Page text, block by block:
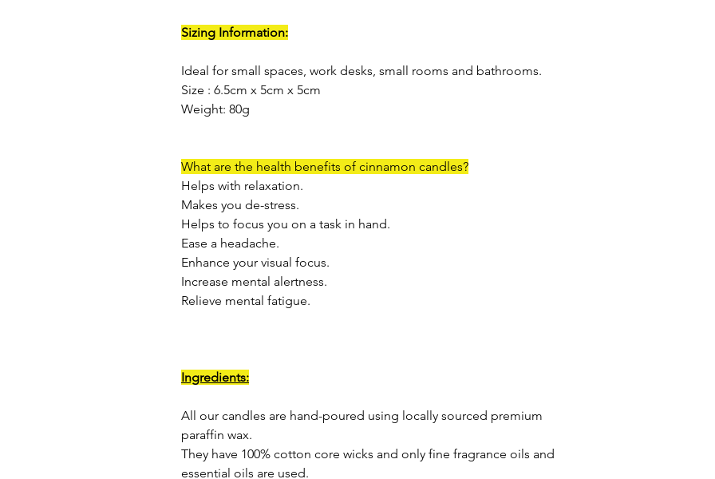
Sizing Information:
Ideal for small spaces, work desks, small rooms and bathrooms.
Size : 6.5cm x 5cm x 5cm
Weight: 80g
What are the health benefits of cinnamon candles?
Helps with relaxation.
Makes you de-stress.
Helps to focus you on a task in hand.
Ease a headache.
Enhance your visual focus.
Increase mental alertness.
Relieve mental fatigue.
Ingredients:
All our candles are hand-poured using locally sourced premium
paraffin wax.
They have 100% cotton core wicks and only fine fragrance oils and
essential oils are used.